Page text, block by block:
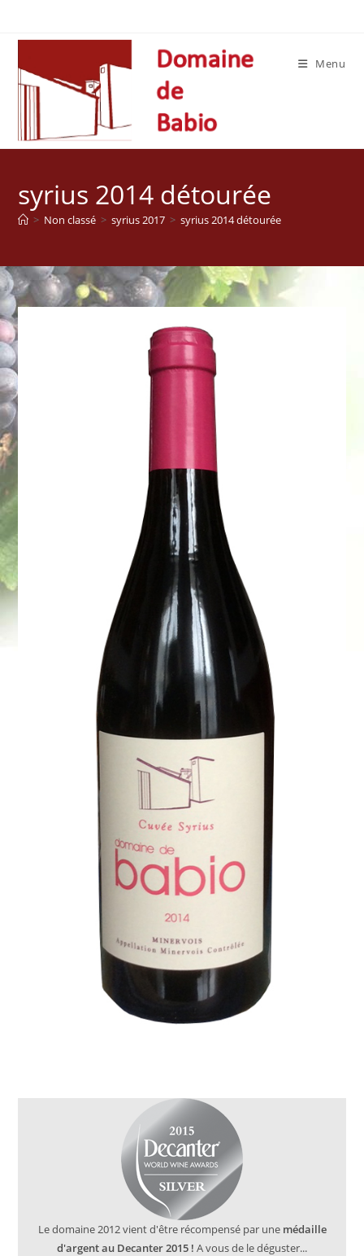
Menu
syrius 2014 détourée
> Non classé > syrius 2017 > syrius 2014 détourée
Le domaine 2012 vient d'être récompensé par une médaille
d'argent au Decanter 2015 ! A vous de le déguster...